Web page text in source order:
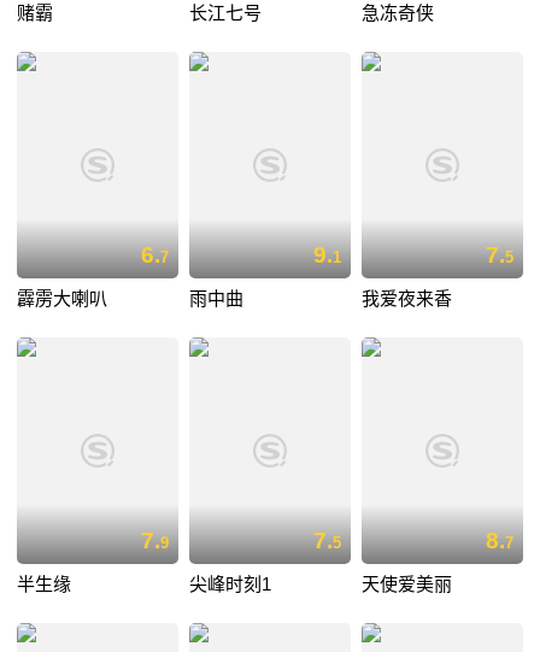
赌霸 长江七号 急冻奇侠
6.7
霹雳大喇叭
9.1
雨中曲
7.5
我爱夜来香
7.9
半生缘
7.5
尖峰时刻1
8.7
天使爱美丽